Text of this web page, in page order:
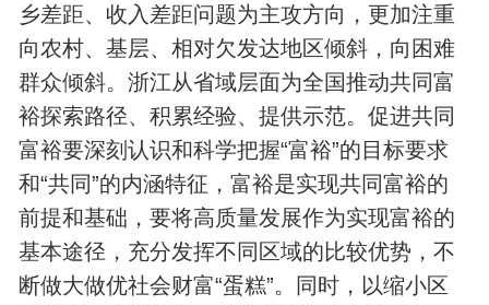
乡差距、收入差距问题为主攻方向，更加注重
向农村、基层、相对欠发达地区倾斜，向困难
群众倾斜。浙江从省域层面为全国推动共同富
裕探索路径、积累经验、提供示范。促进共同
富裕要深刻认识和科学把握“富裕”的目标要求
和“共同”的内涵特征，富裕是实现共同富裕的
前提和基础，要将高质量发展作为实现富裕的
基本途径，充分发挥不同区域的比较优势，不
断做大做优社会财富“蛋糕”。同时，以缩小区